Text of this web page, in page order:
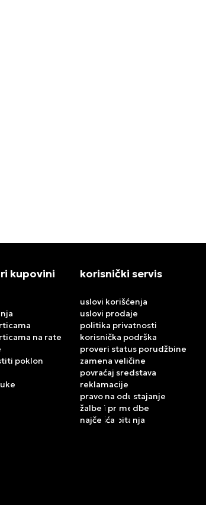
kupovini
na rate
poklon
korisnički servis
uslovi korišćenja
uslovi prodaje
politika privatnosti
korisnička podrška
proveri status porudžbine
zamena veličine
povraćaj sredstava
reklamacije
pravo na odustajanje
žalbe i primedbe
najčešća pitanja